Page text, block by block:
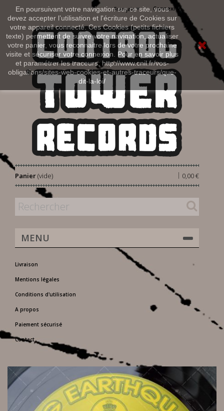
En poursuivant votre navigation sur ce site, vous
devez accepter l’utilisation et l'écriture de Cookies sur
votre appareil connecté. Ces Cookies (petits fichiers
texte) permettent de suivre votre navigation, actualiser
votre panier, vous reconnaitre lors de votre prochaine
visite et sécuriser votre connexion. Pour en savoir plus
et paramétrer les traceurs: http://www.cnil.fr/vos-
obligations/sites-web-cookies-et-autres-traceurs/que-
dit-la-loi/
Connexion
Français
Panier 0,00 €
|
(vide)
MENU
Livraison
Mentions légales
Conditions d'utilisation
A propos
Paiement sécurisé
Contact